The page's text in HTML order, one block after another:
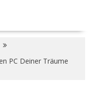
PC Deiner Träume